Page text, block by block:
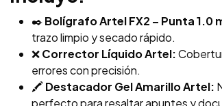
✒️Bolígrafo Artel FX2 – Punta 1.0
trazo limpio y secado rápido.
❌Corrector Líquido Artel:
errores con precisión.
🖍Destacador Gel Amarillo Artel:
perfecto para resaltar apuntes y